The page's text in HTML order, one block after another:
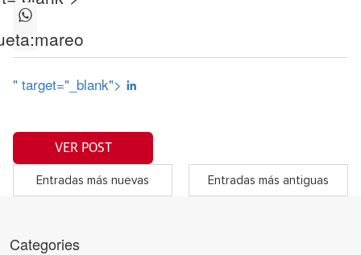
mareo
" target="_blank">
VER POST
Entradas más nuevas Entradas más antiguas
Categories